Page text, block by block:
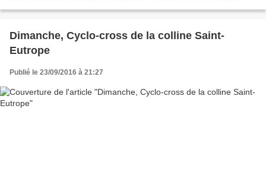
Dimanche, Cyclo-cross de la colline Saint-
Eutrope
Publié le 23/09/2016 à 21:27